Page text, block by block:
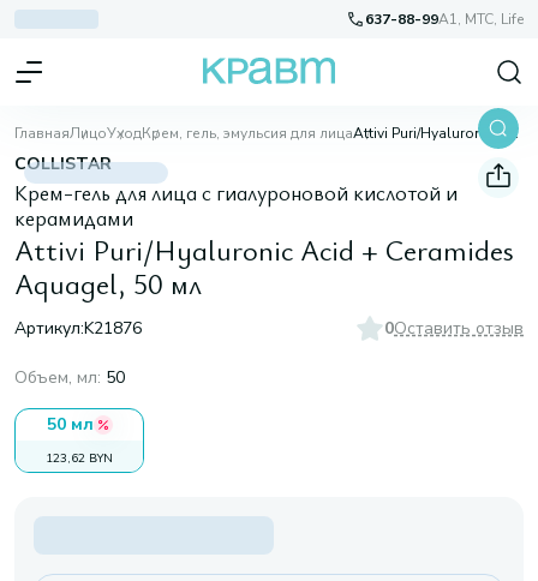
637-88-99A1, МТС, Life
ГлавнаяЛицоУходКрем, гель, эмульсия для лица Attivi Puri/Hyaluronic Acid + Ceramides Aquagel, 50 мл
COLLISTAR
Крем-гель для лица с гиалуроновой кислотой и
керамидами
Attivi Puri/Hyaluronic Acid + Ceramides
Aquagel, 50 мл
Артикул:K21876 0Оставить отзыв
Объем, мл: 50
50 мл
123,62 BYN